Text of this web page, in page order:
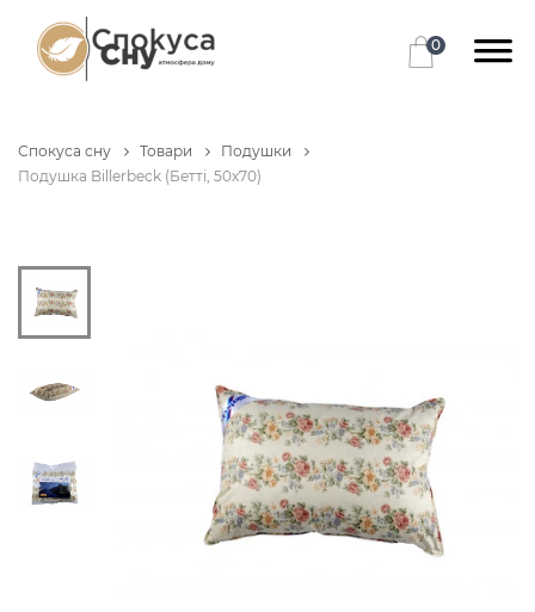
0
Спокуса сну Товари
Подушки
Подушка Billerbeck (Бетті, 50х70)